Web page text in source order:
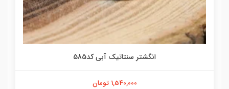
انگشتر سنتاتیک آبی کد585
1,540,000 تومان